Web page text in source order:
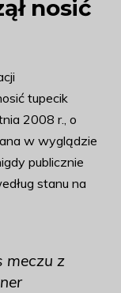
nosić
tupecik
2008 r., o
w wyglądzie
publicznie
stanu na
meczu z